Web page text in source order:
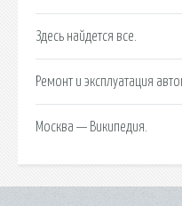
Здесь найдется все.
Ремонт и эксплуатация
Москва — Википедия.